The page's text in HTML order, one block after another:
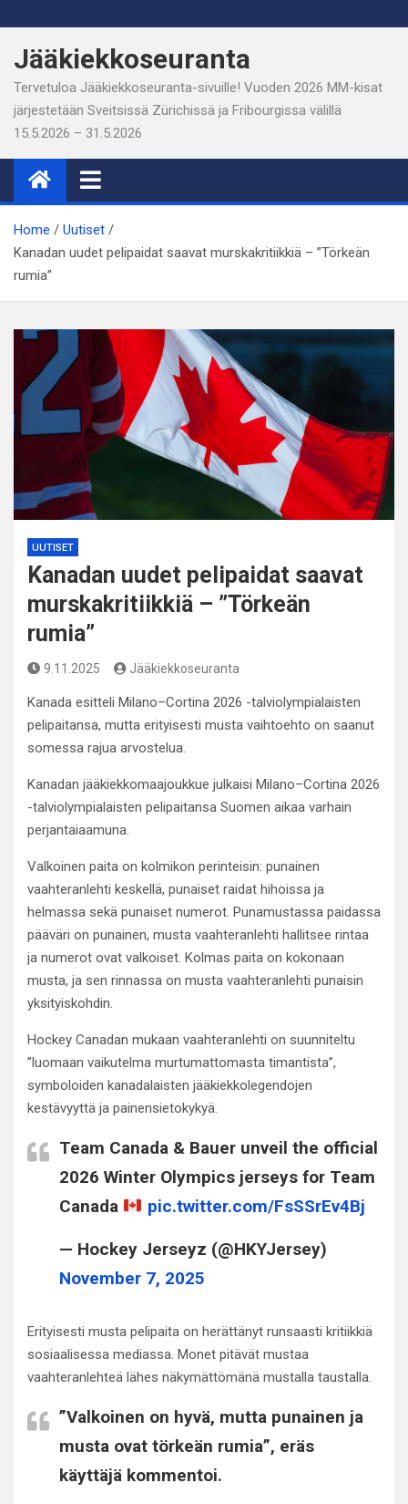
to
content
Jääkiekkoseuranta
Tervetuloa Jääkiekkoseuranta-sivuille! Vuoden 2026 MM-kisat
järjestetään Sveitsissä Zürichissä ja Fribourgissa välillä
15.5.2026 – 31.5.2026
Home
Uutiset
Kanadan uudet pelipaidat saavat murskakritiikkiä – ”Törkeän
rumia”
UUTISET
Kanadan uudet pelipaidat saavat
murskakritiikkiä – ”Törkeän
rumia”
9.11.2025 Jääkiekkoseuranta
Kanada esitteli Milano–Cortina 2026 -talviolympialaisten
pelipaitansa, mutta erityisesti musta vaihtoehto on saanut
somessa rajua arvostelua.
Kanadan jääkiekkomaajoukkue julkaisi Milano–Cortina 2026
-talviolympialaisten pelipaitansa Suomen aikaa varhain
perjantaiaamuna.
Valkoinen paita on kolmikon perinteisin: punainen
vaahteranlehti keskellä, punaiset raidat hihoissa ja
helmassa sekä punaiset numerot. Punamustassa paidassa
pääväri on punainen, musta vaahteranlehti hallitsee rintaa
ja numerot ovat valkoiset. Kolmas paita on kokonaan
musta, ja sen rinnassa on musta vaahteranlehti punaisin
yksityiskohdin.
Hockey Canadan mukaan vaahteranlehti on suunniteltu
”luomaan vaikutelma murtumattomasta timantista”,
symboloiden kanadalaisten jääkiekkolegendojen
kestävyyttä ja painensietokykyä.
Team Canada & Bauer unveil the official
2026 Winter Olympics jerseys for Team
Canada
pic.twitter.com/FsSSrEv4Bj
— Hockey Jerseyz (@HKYJersey)
November 7, 2025
Erityisesti musta pelipaita on herättänyt runsaasti kritiikkiä
sosiaalisessa mediassa. Monet pitävät mustaa
vaahteranlehteä lähes näkymättömänä mustalla taustalla.
”Valkoinen on hyvä, mutta punainen ja
musta ovat törkeän rumia”, eräs
käyttäjä kommentoi.